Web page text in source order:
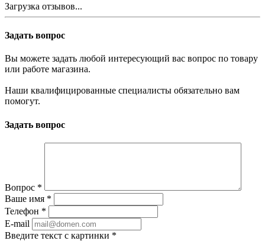
Загрузка отзывов...
Задать вопрос
Вы можете задать любой интересующий вас вопрос по товару
или работе магазина.
Наши квалифицированные специалисты обязательно вам
помогут.
Задать вопрос
Вопрос *
Ваше имя *
Телефон *
E-mail
Введите текст с картинки *